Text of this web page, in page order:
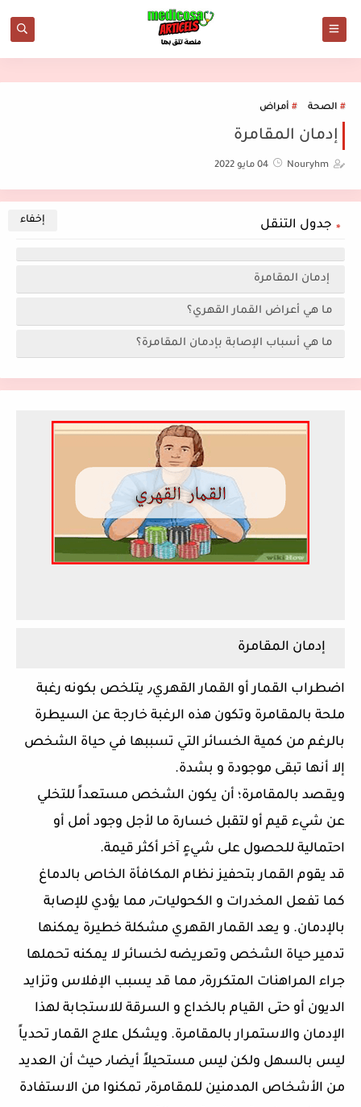
الصحة أمراض
إدمان المقامرة
Nouryhm 04 مايو 2022
جدول التنقل
إدمان المقامرة
ما هي أعراض القمار القهري؟
ما هي أسباب الإصابة بإدمان المقامرة؟
إدمان المقامرة
اضطراب القمار أو القمار القهري٫ يتلخص بكونه رغبة
ملحة بالمقامرة وتكون هذه الرغبة خارجة عن السيطرة
بالرغم من كمية الخسائر التي تسببها في حياة الشخص
إلا أنها تبقى موجودة و بشدة.
ويقصد بالمقامرة؛ أن يكون الشخص مستعداً للتخلي
عن شيء قيم أو لتقبل خسارة ما لأجل وجود أمل أو
احتمالية للحصول على شيءٍ آخر أكثر قيمة.
قد يقوم القمار بتحفيز نظام المكافأة الخاص بالدماغ
كما تفعل المخدرات و الكحوليات٫ مما يؤدي للإصابة
بالإدمان. و يعد القمار القهري مشكلة خطيرة يمكنها
تدمير حياة الشخص وتعريضه لخسائر لا يمكنه تحملها
جراء المراهنات المتكررة٫ مما قد يسبب الإفلاس وتزايد
الديون أو حتى القيام بالخداع و السرقة للاستجابة لهذا
الإدمان والاستمرار بالمقامرة. ويشكل علاج القمار تحدياً
ليس بالسهل ولكن ليس مستحيلاً أيضا٫ حيث أن العديد
من الأشخاص المدمنين للمقامرة٫ تمكنوا من الاستفادة